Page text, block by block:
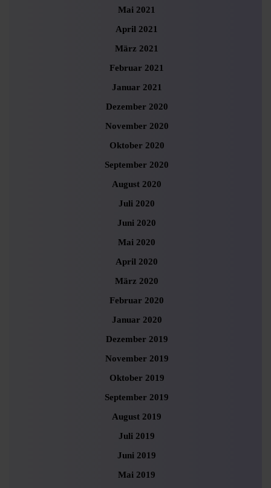
Mai 2021
April 2021
März 2021
Februar 2021
Januar 2021
Dezember 2020
November 2020
Oktober 2020
September 2020
August 2020
Juli 2020
Juni 2020
Mai 2020
April 2020
März 2020
Februar 2020
Januar 2020
Dezember 2019
November 2019
Oktober 2019
September 2019
August 2019
Juli 2019
Juni 2019
Mai 2019